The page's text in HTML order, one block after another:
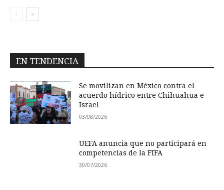
EN TENDENCIA
Se movilizan en México contra el
acuerdo hídrico entre Chihuahua e
Israel
03/08/2026
UEFA anuncia que no participará en
competencias de la FIFA
30/07/2026